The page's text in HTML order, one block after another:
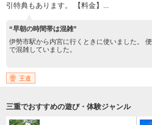
引特典もあります。 【料金】...
“早朝の時間帯は混雑”
伊勢市駅から内宮に行くときに使いました。
で混雑していました。
王道
三重でおすすめの遊び・体験ジャンル